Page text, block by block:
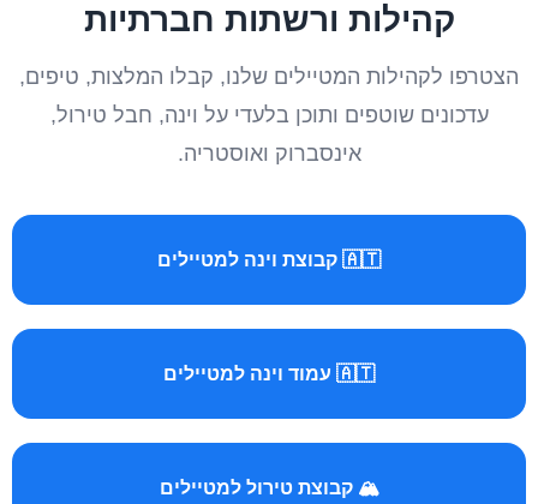
קהילות ורשתות חברתיות
הצטרפו לקהילות המטיילים שלנו, קבלו המלצות, טיפים,
עדכונים שוטפים ותוכן בלעדי על וינה, חבל טירול,
אינסברוק ואוסטריה.
🇦🇹 קבוצת וינה למטיילים
🇦🇹 עמוד וינה למטיילים
🏔️ קבוצת טירול למטיילים